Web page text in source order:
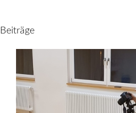
Beiträge